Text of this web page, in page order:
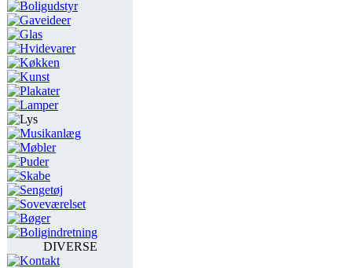
Boligudstyr
Gaveideer
Glas
Hvidevarer
Køkken
Kunst
Plakater
Lamper
Lys
Musikanlæg
Møbler
Puder
Skabe
Sengetøj
Soveværelset
Bøger
Boligindretning
DIVERSE
Kontakt